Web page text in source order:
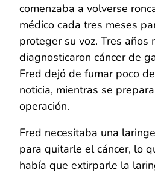
comenzaba a volverse
médico cada tres meses
proteger su voz. Tres años
diagnosticaron cáncer de
Fred dejó de fumar poco
noticia, mientras se
operación.
Fred necesitaba una
para quitarle el cáncer, lo
había que extirparle la